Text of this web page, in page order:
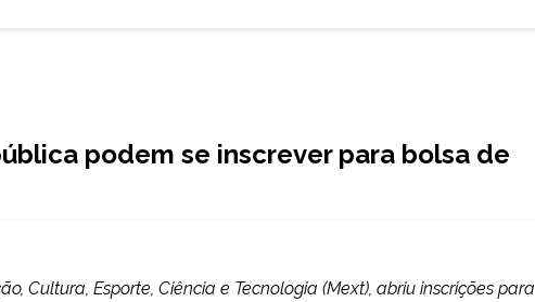
podem se inscrever para bolsa de
Cultura, Esporte, Ciência e Tecnologia (Mext), abriu inscrições para